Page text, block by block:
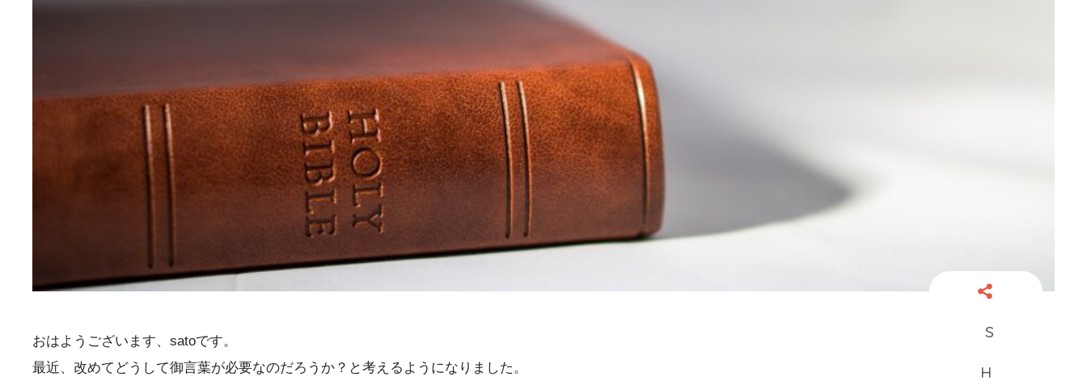
おはようございます、satoです。
最近、改めてどうして御言葉が必要なのだろうか？と考えるようになりました。